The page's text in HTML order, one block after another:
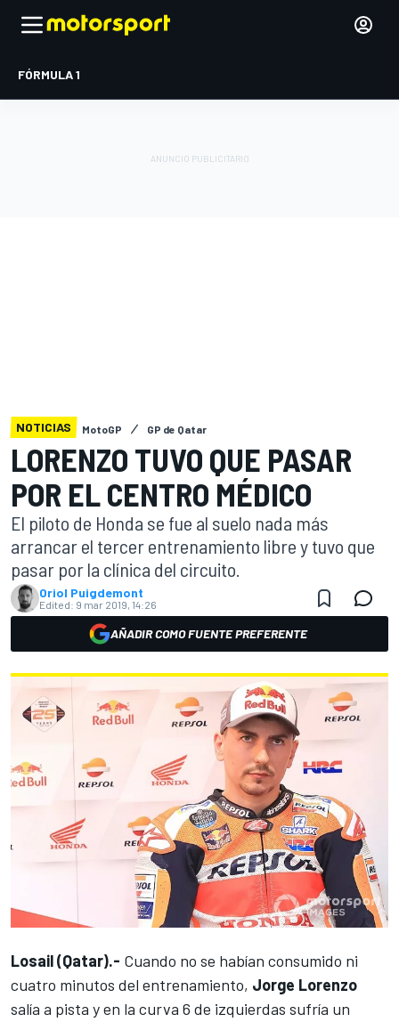
FÓRMULA 1
NOTICIAS MotoGP GP de Qatar
LORENZO TUVO QUE PASAR
POR EL CENTRO MÉDICO
El piloto de Honda se fue al suelo nada más
arrancar el tercer entrenamiento libre y tuvo que
pasar por la clínica del circuito.
Oriol Puigdemont
Edited: 9 mar 2019, 14:26
AÑADIR COMO FUENTE PREFERENTE
Losail (Qatar).- Cuando no se habían consumido ni
cuatro minutos del entrenamiento, Jorge Lorenzo
salía a pista y en la curva 6 de izquierdas sufría un